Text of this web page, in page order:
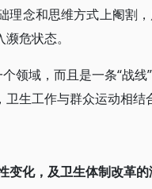
念和思维方式上阉割
危状态。
领域，而且是一条“战
生工作与群众运动相结
变化，及卫生体制改革